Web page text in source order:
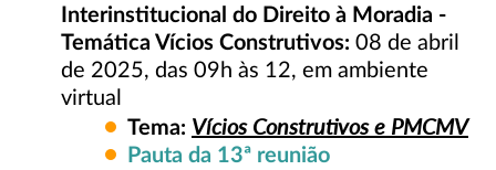
Interinstitucional do Direito à Moradia -
Temática Vícios Construtivos: 08 de abril
de 2025, das 09h às 12, em ambiente
virtual
Tema: Vícios Construtivos e PMCMV
Pauta da 13ª reunião